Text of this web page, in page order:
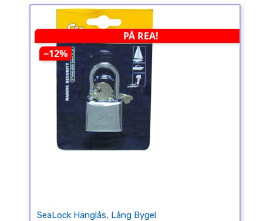
PÅ REA!
−12%
SeaLock Hänglås, Lång Bygel